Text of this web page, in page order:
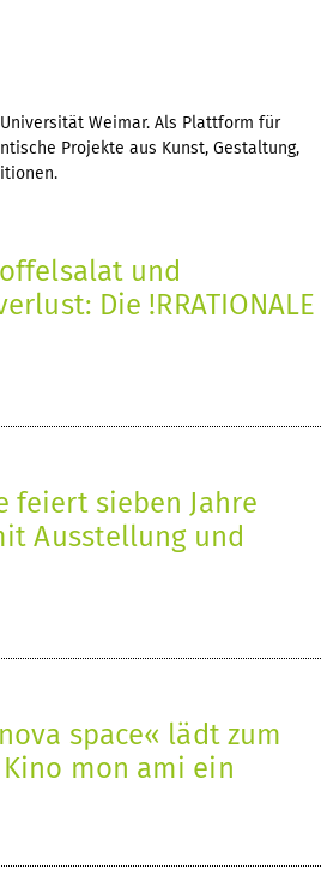
Weimar. Als Plattform für
Projekte aus Kunst, Gestaltung,
und
Die !RRATIONALE
feiert sieben Jahre
Ausstellung und
space« lädt zum
mon ami ein